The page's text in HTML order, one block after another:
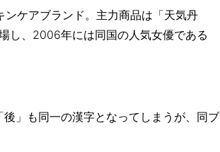
ケアブランド。主力商品は「天気丹
し、2006年には同国の人気女優である
」も同一の漢字となってしまうが、同ブ